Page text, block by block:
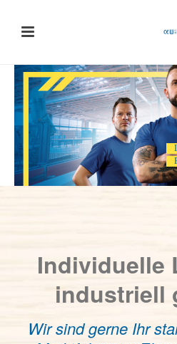
Individuelle
industriell
Wir sind gerne Ihr